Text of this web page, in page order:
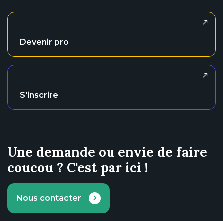
Devenir pro
S'inscrire
Une demande ou envie de faire
coucou ? C'est par ici !
Nous contacter